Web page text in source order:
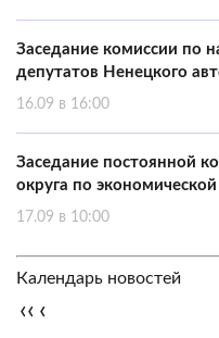
Заседание комиссии по
депутатов Ненецкого
16.09 в 16:00
Заседание постоянной
округа по
17.09 в 10:00
Календарь новостей
‹‹ ‹